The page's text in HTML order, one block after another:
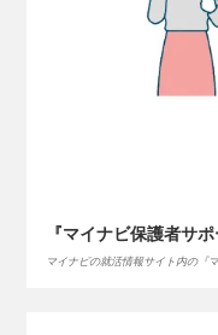
『マイナビ保護者サポ
マイナビの就活情報サイト内の『